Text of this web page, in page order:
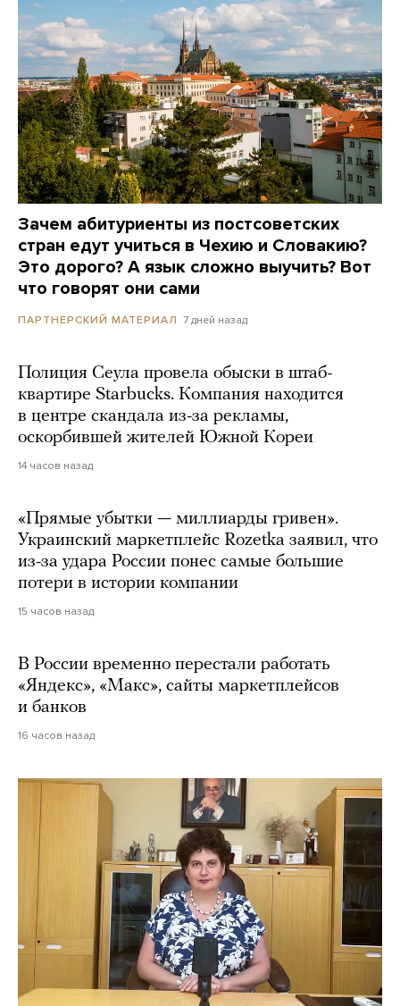
Зачем абитуриенты из постсоветских
стран едут учиться в Чехию и Словакию?
Это дорого? А язык сложно выучить? Вот
что говорят они сами
ПАРТНЕРСКИЙ МАТЕРИАЛ 7 дней назад
Полиция Сеула провела обыски в штаб-
квартире Starbucks. Компания находится
в центре скандала из-за рекламы,
оскорбившей жителей Южной Кореи
14 часов назад
«Прямые убытки — миллиарды гривен».
Украинский маркетплейс Rozetka заявил, что
из-за удара России понес самые большие
потери в истории компании
15 часов назад
В России временно перестали работать
«Яндекс», «Макс», сайты маркетплейсов
и банков
16 часов назад